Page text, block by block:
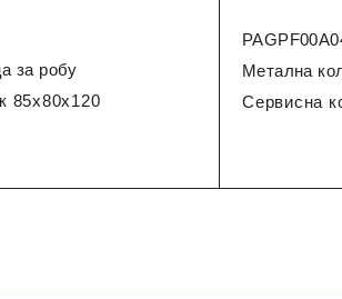
за робу
85x80x120
Метална
Сервисна